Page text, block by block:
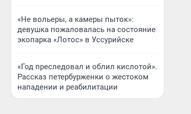
«Не вольеры, а камеры пыток»:
девушка пожаловалась на состояние
экопарка «Лотос» в Уссурийске
«Год преследовал и облил кислотой».
Рассказ петербурженки о жестоком
нападении и реабилитации